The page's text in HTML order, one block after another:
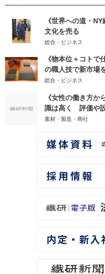
《世界への道・
文化を売る
総合・ビジネス
《物本位＋コト
の職人技で新市場
総合・ビジネス
《女性の働き方
識は高く 評価や
素材・製造・商社